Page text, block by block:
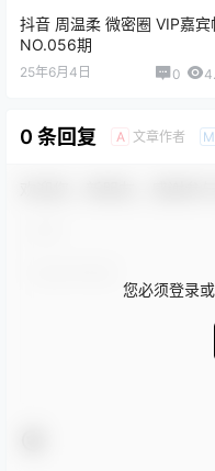
抖音 周温柔 微密圈 VIP嘉宾
NO.056期
25年6月4日 0
0 条回复 A 文章作者 M
您必须登录